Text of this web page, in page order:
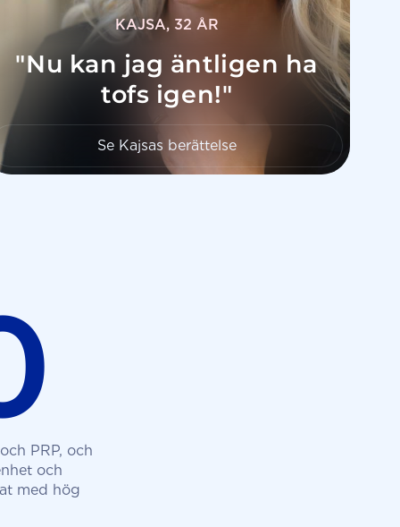
KAJSA, 32 ÅR
"Nu kan jag äntligen ha
tofs igen!"
Se Kajsas berättelse
PRP, och
och
med hög